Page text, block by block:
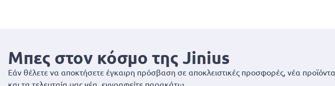
Μπες στον κόσμο της Jinius
Εάν θέλετε να αποκτήσετε έγκαιρη πρόσβαση σε αποκλειστικές προσφορές, νέα προϊόντα
και τα τελευταία μας νέα, εγγραφείτε παρακάτω.